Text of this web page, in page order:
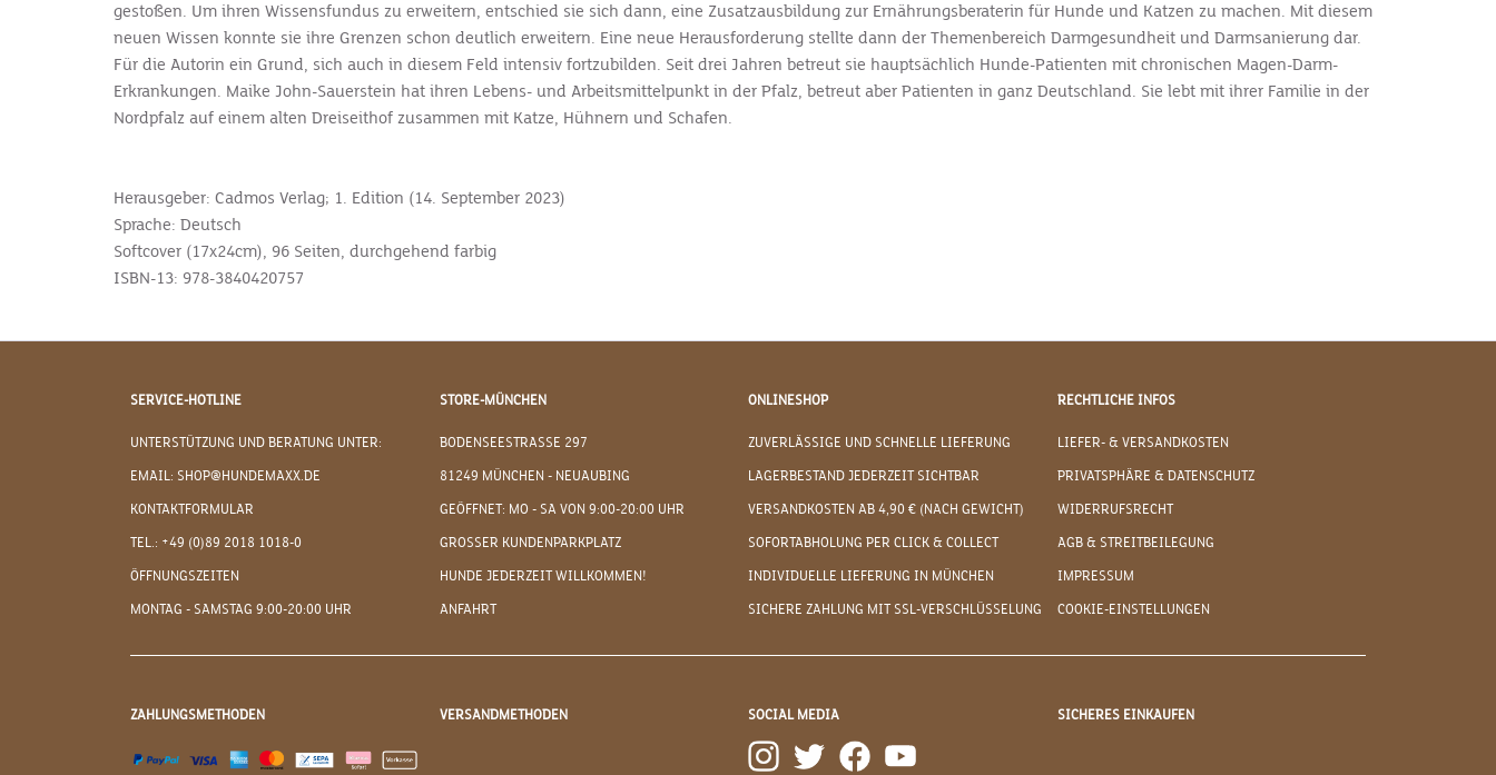
gestoßen. Um ihren Wissensfundus zu erweitern, entschied sie sich dann, eine Zusatzausbildung zur Ernährungsberaterin für Hunde und Katzen zu machen. Mit diesem
neuen Wissen konnte sie ihre Grenzen schon deutlich erweitern. Eine neue Herausforderung stellte dann der Themenbereich Darmgesundheit und Darmsanierung dar.
Für die Autorin ein Grund, sich auch in diesem Feld intensiv fortzubilden. Seit drei Jahren betreut sie hauptsächlich Hunde-Patienten mit chronischen Magen-Darm-
Erkrankungen. Maike John-Sauerstein hat ihren Lebens- und Arbeitsmittelpunkt in der Pfalz, betreut aber Patienten in ganz Deutschland. Sie lebt mit ihrer Familie in der
Nordpfalz auf einem alten Dreiseithof zusammen mit Katze, Hühnern und Schafen.
Herausgeber: Cadmos Verlag; 1. Edition (14. September 2023)
Sprache: Deutsch
Softcover (17x24cm), 96 Seiten, durchgehend farbig
ISBN-13: 978-3840420757
SERVICE-HOTLINE
UNTERSTÜTZUNG UND BERATUNG UNTER:
EMAIL: SHOP@HUNDEMAXX.DE
KONTAKTFORMULAR
TEL.: +49 (0)89 2018 1018-0
ÖFFNUNGSZEITEN
MONTAG - SAMSTAG 9:00-20:00 UHR
STORE-MÜNCHEN
BODENSEESTRASSE 297
81249 MÜNCHEN - NEUAUBING
GEÖFFNET: MO - SA VON 9:00-20:00 UHR
GROSSER KUNDENPARKPLATZ
HUNDE JEDERZEIT WILLKOMMEN!
ANFAHRT
ONLINESHOP
ZUVERLÄSSIGE UND SCHNELLE LIEFERUNG
LAGERBESTAND JEDERZEIT SICHTBAR
VERSANDKOSTEN AB 4,90 € (NACH GEWICHT)
SOFORTABHOLUNG PER CLICK & COLLECT
INDIVIDUELLE LIEFERUNG IN MÜNCHEN
SICHERE ZAHLUNG MIT SSL-VERSCHLÜSSELUNG
RECHTLICHE INFOS
LIEFER- & VERSANDKOSTEN
PRIVATSPHÄRE & DATENSCHUTZ
WIDERRUFSRECHT
AGB & STREITBEILEGUNG
IMPRESSUM
COOKIE-EINSTELLUNGEN
ZAHLUNGSMETHODEN VERSANDMETHODEN SOCIAL MEDIA SICHERES EINKAUFEN